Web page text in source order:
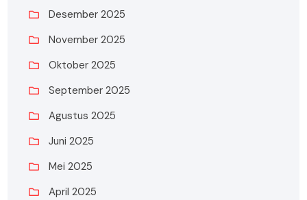
Desember 2025
November 2025
Oktober 2025
September 2025
Agustus 2025
Juni 2025
Mei 2025
April 2025